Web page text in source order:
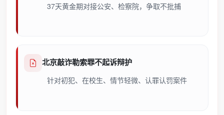
37天黄金期对接公安、检察院，争取不批捕
北京敲诈勒索罪不起诉辩护
针对初犯、在校生、情节轻微、认罪认罚案件